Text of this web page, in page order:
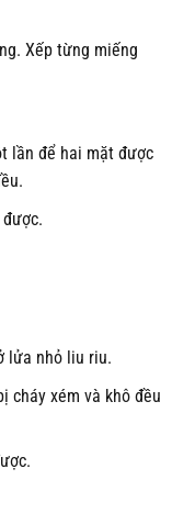
Xếp từng miếng
lần để hai mặt được
lửa nhỏ liu riu.
cháy xém và khô đều